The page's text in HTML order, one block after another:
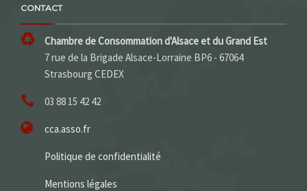
CONTACT
Chambre de Consommation d'Alsace et du Grand Est
7 rue de la Brigade Alsace-Lorraine BP6 - 67064
Strasbourg CEDEX
03 88 15 42 42
cca.asso.fr
Politique de confidentialité
Mentions légales